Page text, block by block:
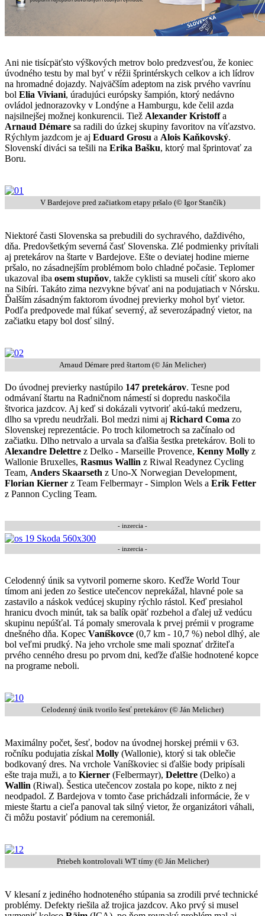
Ani nie tisícpäťsto výškových metrov bolo predzvesťou, že koniec
úvodného testu by mal byť v réžii šprintérskych celkov a ich lídrov
na hromadné dojazdy. Najväčším adeptom na zisk prvého vavrínu
bol Elia Viviani, úradujúci európsky šampión, ktorý nedávno
ovládol jednorazovky v Londýne a Hamburgu, kde čelil azda
najsilnejšej možnej konkurencii. Tiež Alexander Kristoffa
Arnaud Démare sa radili do úzkej skupiny favoritov na víťazstvo.
Rýchlym jazdcom je aj Eduard Grosu a Alois Kaňkovský.
Slovenskí diváci sa tešili na Erika Bašku, ktorý mal šprintovať za
Boru.
V Bardejove pred začiatkom etapy pršalo (© Igor Stančík)
Niektoré časti Slovenska sa prebudili do sychravého, daždivého,
dňa. Predovšetkým severná časť Slovenska. Zlé podmienky privítali
aj pretekárov na štarte v Bardejove. Ešte o deviatej hodine mierne
pršalo, no zásadnejším problémom bolo chladné počasie. Teplomer
ukazoval iba osem stupňov, takže cyklisti sa museli cítiť skoro ako
na Sibíri. Takáto zima nezvykne bývať ani na podujatiach v Nórsku.
Ďalším zásadným faktorom úvodnej previerky mohol byť vietor.
Podľa predpovede mal fúkať severný, až severozápadný vietor, na
začiatku etapy bol dosť silný.
Arnaud Démare pred štartom (© Ján Melicher)
Do úvodnej previerky nastúpilo 147 pretekárov. Tesne pod
odmávaní štartu na Radničnom námestí si dopredu naskočila
štvorica jazdcov. Aj keď si dokázali vytvoriť akú-takú medzeru,
dlho sa vpredu neudržali. Bol medzi nimi aj Richard Coma zo
Slovenskej reprezentácie. Po troch kilometroch sa začínalo od
začiatku. Dlho netrvalo a urvala sa ďalšia šestka pretekárov. Boli to
Alexandre Delettre z Delko - Marseille Provence, Kenny Molly z
Wallonie Bruxelles, Rasmus Wallin z Riwal Readynez Cycling
Team, Anders Skaarseth z Uno-X Norwegian Development,
Florian Kierner z Team Felbermayr - Simplon Wels a Erik Fetter
z Pannon Cycling Team.
- inzercia -
- inzercia -
Celodenný únik sa vytvoril pomerne skoro. Keďže World Tour
tímom ani jeden zo šestice utečencov neprekážal, hlavné pole sa
zastavilo a náskok vedúcej skupiny rýchlo rástol. Keď presiahol
hranicu dvoch minút, tak sa balík opäť rozbehol a ďalej už vedúcu
skupinu nepúšťal. Tá pomaly smerovala k prvej prémii v programe
dnešného dňa. Kopec Vaníškovce (0,7 km - 10,7 %) nebol dlhý, ale
bol veľmi prudký. Na jeho vrchole sme mali spoznať držiteľa
prvého cenného dresu po prvom dni, keďže ďalšie hodnotené kopce
na programe neboli.
Celodenný únik tvorilo šesť pretekárov (© Ján Melicher)
Maximálny počet, šesť, bodov na úvodnej horskej prémii v 63.
ročníku podujatia získal Molly (Wallonie), ktorý si tak oblečie
bodkovaný dres. Na vrchole Vaníškoviec si ďalšie body pripísali
ešte traja muži, a to Kierner (Felbermayr), Delettre (Delko) a
Wallin (Riwal). Šestica utečencov zostala po kope, nikto z nej
neodpadol. Z Bardejova v tomto čase prichádzali informácie, že v
mieste štartu a cieľa panoval tak silný vietor, že organizátori váhali,
či môžu postaviť pódium na ceremoniál.
Priebeh kontrolovali WT tímy (© Ján Melicher)
V klesaní z jediného hodnoteného stúpania sa zrodili prvé technické
problémy. Defekty riešila až trojica jazdcov. Ako prvý si musel